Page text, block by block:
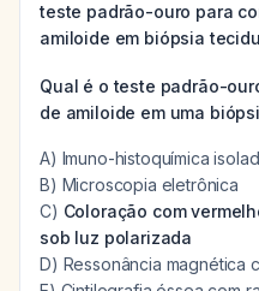
teste padrão-ouro para
amiloide em biópsia
Qual é o teste padrão-
de amiloide em uma
A) Imuno-histoquímica
B) Microscopia eletrônica
C) Coloração com
sob luz polarizada
D) Ressonância magnética